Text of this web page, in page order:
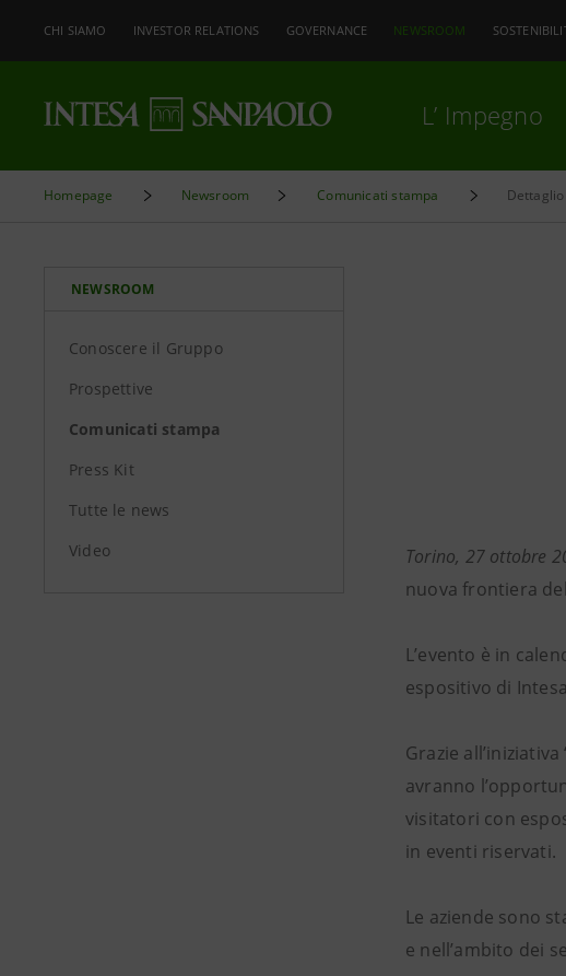
CHI SIAMO INVESTOR RELATIONS GOVERNANCE NEWSROOM
L’ Impegno
Homepage Newsroom Comunicati stampa
NEWSROOM
Conoscere il Gruppo
Prospettive
Comunicati stampa
Press Kit
Tutte le news
Video
Torino, 27 ottobre
nuova frontiera
L’evento è in
espositivo di
Grazie
avranno
visitatori con
in eventi riservati.
Le aziende sono
e nell’ambito dei